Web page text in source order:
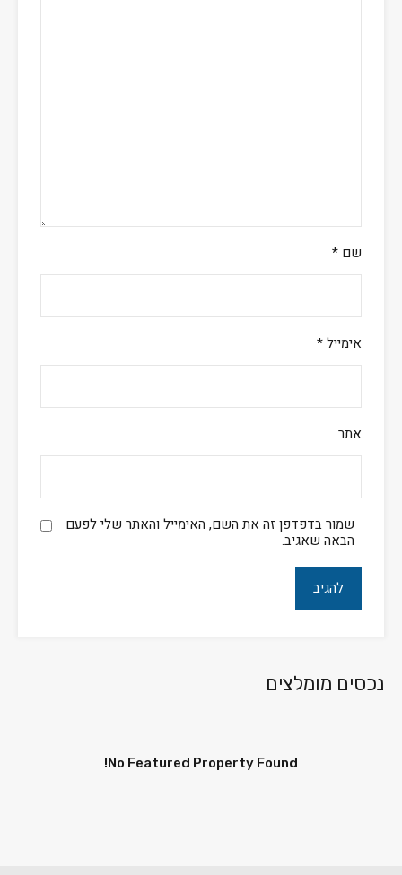
שם *
אימייל*
אתר
שמור בדפדפן זה את השם, האימייל והאתר שלי לפעם
הבאה שאגיב.
נכסים מומלצים
No Featured Property Found!